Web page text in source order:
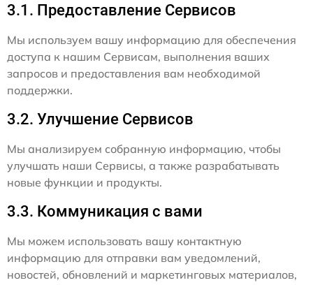
3.1. Предоставление Сервисов
Мы используем вашу информацию для обеспечения
доступа к нашим Сервисам, выполнения ваших
запросов и предоставления вам необходимой
поддержки.
3.2. Улучшение Сервисов
Мы анализируем собранную информацию, чтобы
улучшать наши Сервисы, а также разрабатывать
новые функции и продукты.
3.3. Коммуникация с вами
Мы можем использовать вашу контактную
информацию для отправки вам уведомлений,
новостей, обновлений и маркетинговых материалов,